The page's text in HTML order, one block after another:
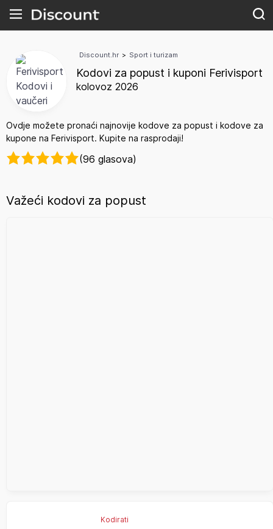
Discount.hr > Sport i turizam
Kodovi za popust i kuponi Ferivisport
kolovoz 2026
Ovdje možete pronaći najnovije kodove za popust i kodove za
kupone na Ferivisport. Kupite na rasprodaji!
(96 glasova)
Važeći kodovi za popust
Kodirati